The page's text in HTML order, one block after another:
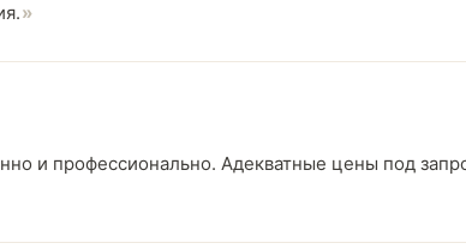
и профессионально. Адекватные цены под